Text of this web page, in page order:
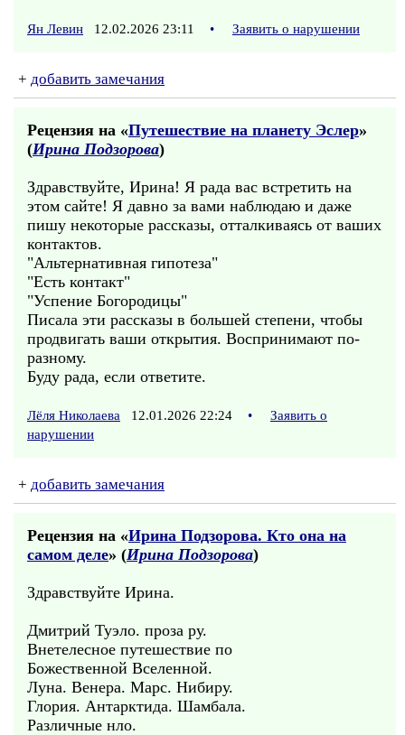
Ян Левин 12.02.2026 23:11 • Заявить о нарушении
+ добавить замечания
Рецензия на «Путешествие на планету Эслер»
(Ирина Подзорова)
Здравствуйте, Ирина! Я рада вас встретить на
этом сайте! Я давно за вами наблюдаю и даже
пишу некоторые рассказы, отталкиваясь от ваших
контактов.
"Альтернативная гипотеза"
"Есть контакт"
"Успение Богородицы"
Писала эти рассказы в большей степени, чтобы
продвигать ваши открытия. Воспринимают по-
разному.
Буду рада, если ответите.
Лёля Николаева 12.01.2026 22:24 •
Заявить о
нарушении
+ добавить замечания
Рецензия на «Ирина Подзорова. Кто она на
самом деле» (Ирина Подзорова)
Здравствуйте Ирина.
Дмитрий Туэло. проза ру.
Внетелесное путешествие по
Божественной Вселенной.
Луна. Венера. Марс. Нибиру.
Глория. Антарктида. Шамбала.
Различные нло.